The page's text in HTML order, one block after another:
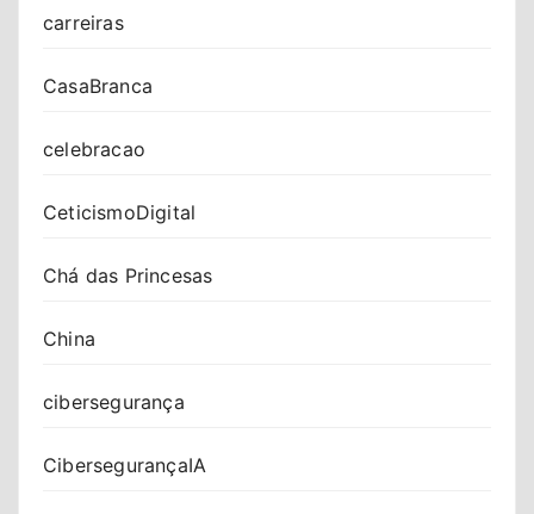
carreiras
CasaBranca
celebracao
CeticismoDigital
Chá das Princesas
China
cibersegurança
CibersegurançaIA